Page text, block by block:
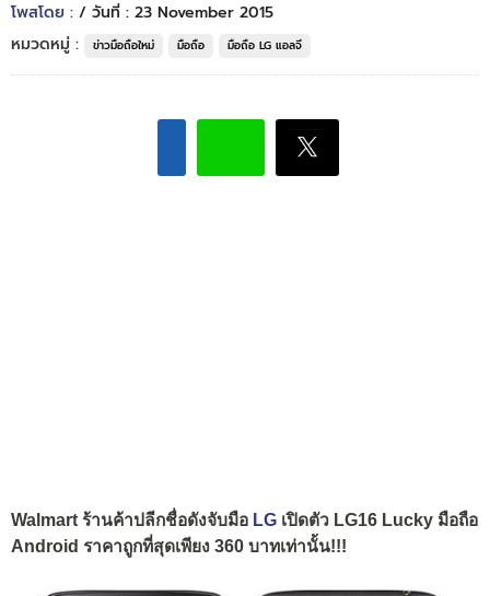
โพสโดย : / วันที่ : 23 November 2015
หมวดหมู่ :
ข่าวมือถือใหม่ มือถือ มือถือ LG แอลจี
Walmart ร้านค้าปลีกชื่อดังจับมือ LG เปิดตัว LG16 Lucky มือถือ
Android ราคาถูกที่สุดเพียง 360 บาทเท่านั้น!!!